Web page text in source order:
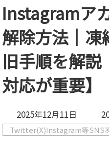
Instagramア
解除方法｜凍
旧手順を解
対応が重要】
2025年12月11日
最
終
更
Twitter(X)Instagram等SNS